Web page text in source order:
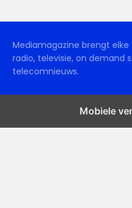
Mediamagazine brengt
radio, televisie, on demand
telecomnieuws.
Mobiele